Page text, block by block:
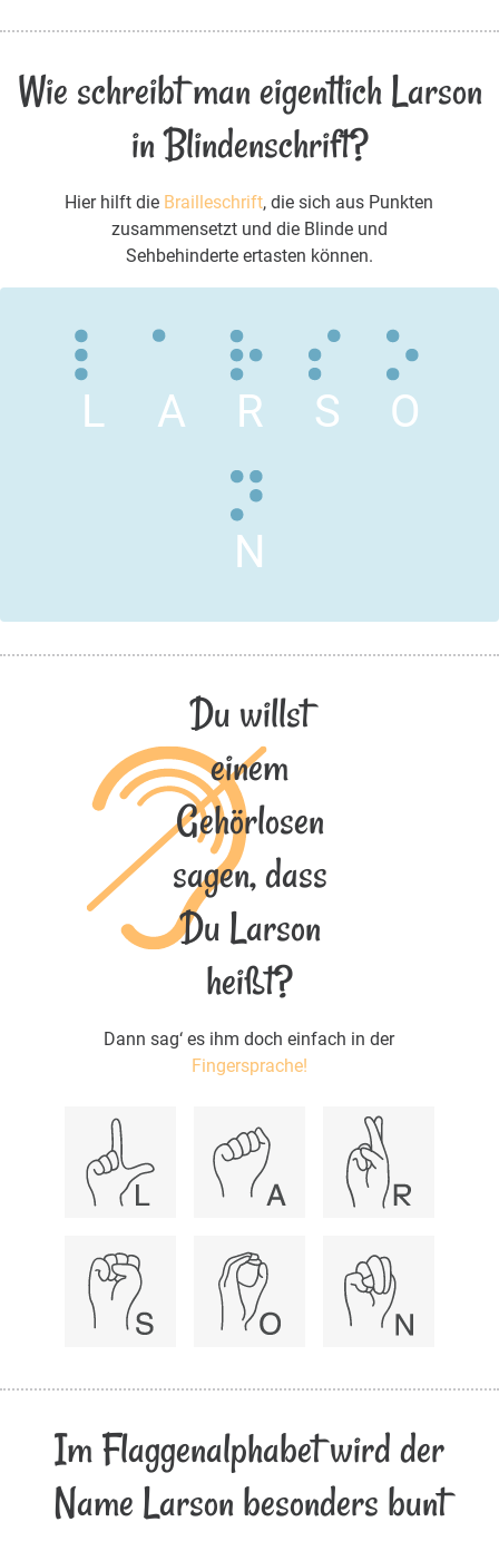
Wie schreibt man eigentlich Larson
in Blindenschrift?
Hier hilft die Brailleschrift, die sich aus Punkten
zusammensetzt und die Blinde und
Sehbehinderte ertasten können.
L A R S O
N
Du willst
einem
Gehörlosen
sagen, dass
Du Larson
heißt?
Dann sag‘ es ihm doch einfach in der
Fingersprache!
Im Flaggenalphabet wird der
Name Larson besonders bunt